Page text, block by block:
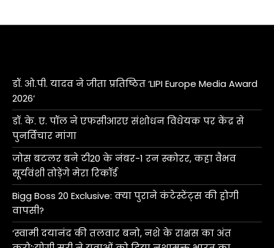
डॉ. ओ.पी. यादव ने जीता प्रतिष्ठित ‘LIPI Europe Media Award
2026’
डॉ. के. ए. पॉल ने एफसीआरए संशोधन विधेयक पर केंद्र से
पुनर्विचार मांगा
जोस बटलर बने टी20 के नंबर-1 रन स्कोरर, कहा वैभव
सूर्यवंशी तोड़ेंगे मेरा रिकॉर्ड
Bigg Boss 20 Exclusive: क्या पुराने कंटेस्टेंट्स की होगी
वापसी?
‘स्वामी दयानंद की तलवार बनो, नशे के राक्षस का अंत